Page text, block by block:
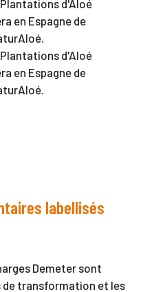
labellisés
Demeter sont
transformation et les